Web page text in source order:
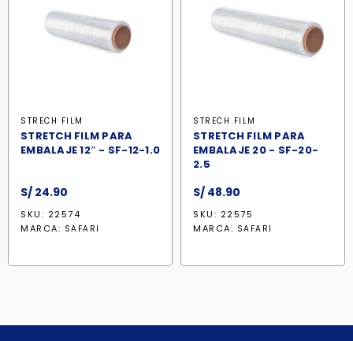
STRECH FILM
STRETCH FILM PARA
EMBALAJE 12″ - SF-12-1.0
S/ 24.90
SKU: 22574
MARCA: SAFARI
STRECH FILM
STRETCH FILM PARA
EMBALAJE 20 - SF-20-
2.5
S/ 48.90
SKU: 22575
MARCA: SAFARI